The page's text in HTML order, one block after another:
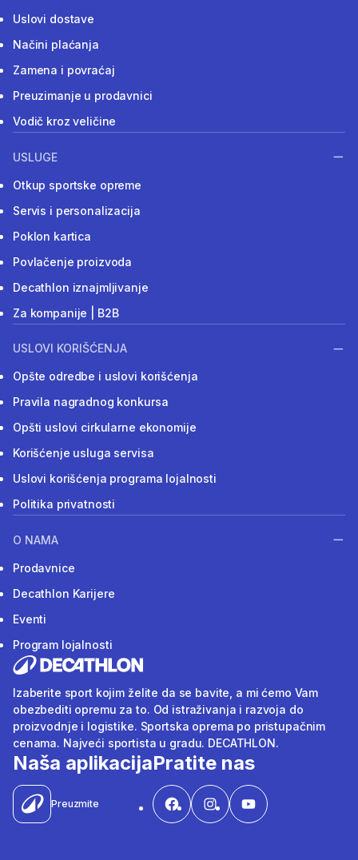
Uslovi dostave
Načini plaćanja
Zamena i povraćaj
Preuzimanje u prodavnici
Vodič kroz veličine
USLUGE
Otkup sportske opreme
Servis i personalizacija
Poklon kartica
Povlačenje proizvoda
Decathlon iznajmljivanje
Za kompanije | B2B
USLOVI KORIŠĆENJA
Opšte odredbe i uslovi korišćenja
Pravila nagradnog konkursa
Opšti uslovi cirkularne ekonomije
Korišćenje usluga servisa
Uslovi korišćenja programa lojalnosti
Politika privatnosti
O NAMA
Prodavnice
Decathlon Karijere
Eventi
Program lojalnosti
Izaberite sport kojim želite da se bavite, a mi ćemo Vam
obezbediti opremu za to. Od istraživanja i razvoja do
proizvodnje i logistike. Sportska oprema po pristupačnim
cenama. Najveći sportista u gradu. DECATHLON.
Naša aplikacija
Preuzmite
Pratite nas